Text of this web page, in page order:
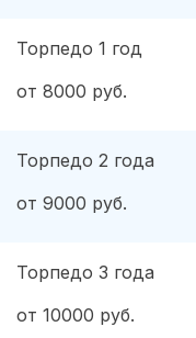
Торпедо 1 год
от 8000 руб.
Торпедо 2 года
от 9000 руб.
Торпедо 3 года
от 10000 руб.